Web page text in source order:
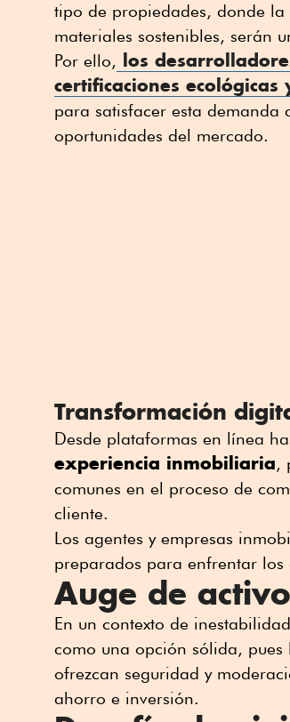
tipo de propiedades, donde
materiales sostenibles, serán
Por ello,
los
certificaciones
para satisfacer esta
oportunidades del mercado.
Transformación
Desde plataformas en línea
experiencia inmobiliaria,
comunes en el proceso de
cliente.
Los agentes y empresas
preparados para enfrentar los
Auge de
En un contexto de
como una opción sólida, pues
ofrezcan seguridad y
ahorro e inversión.